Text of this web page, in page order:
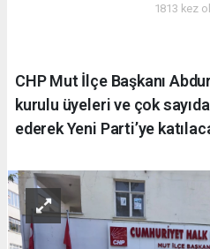
1813 kez
CHP Mut İlçe Başkanı
kurulu üyeleri ve çok
ederek Yeni Parti’ye